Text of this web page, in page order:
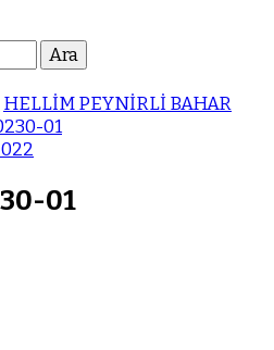
HELLİM PEYNİRLİ BAHAR
01
01